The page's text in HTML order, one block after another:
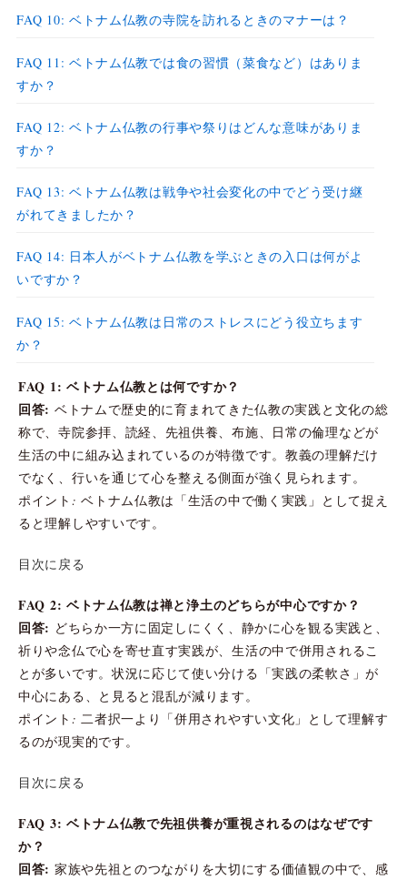
FAQ 10: ベトナム仏教の寺院を訪れるときのマナーは？
FAQ 11: ベトナム仏教では食の習慣（菜食など）はありま
すか？
FAQ 12: ベトナム仏教の行事や祭りはどんな意味がありま
すか？
FAQ 13: ベトナム仏教は戦争や社会変化の中でどう受け継
がれてきましたか？
FAQ 14: 日本人がベトナム仏教を学ぶときの入口は何がよ
いですか？
FAQ 15: ベトナム仏教は日常のストレスにどう役立ちます
か？
FAQ 1: ベトナム仏教とは何ですか？
回答: ベトナムで歴史的に育まれてきた仏教の実践と文化の総
称で、寺院参拝、読経、先祖供養、布施、日常の倫理などが
生活の中に組み込まれているのが特徴です。教義の理解だけ
でなく、行いを通じて心を整える側面が強く見られます。
ポイント: ベトナム仏教は「生活の中で働く実践」として捉え
ると理解しやすいです。
目次に戻る
FAQ 2: ベトナム仏教は禅と浄土のどちらが中心ですか？
回答: どちらか一方に固定しにくく、静かに心を観る実践と、
祈りや念仏で心を寄せ直す実践が、生活の中で併用されるこ
とが多いです。状況に応じて使い分ける「実践の柔軟さ」が
中心にある、と見ると混乱が減ります。
ポイント: 二者択一より「併用されやすい文化」として理解す
るのが現実的です。
目次に戻る
FAQ 3: ベトナム仏教で先祖供養が重視されるのはなぜです
か？
回答: 家族や先祖とのつながりを大切にする価値観の中で、感